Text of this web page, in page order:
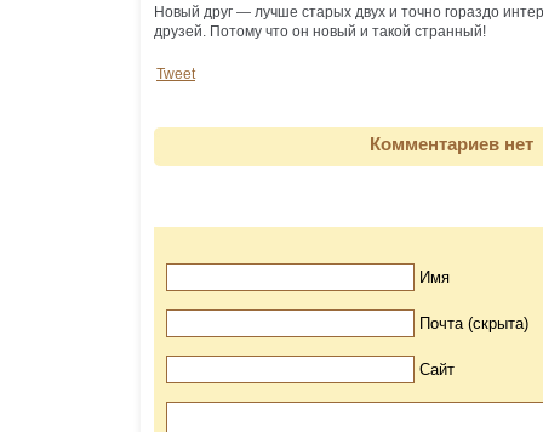
Новый друг — лучше старых двух и точно гораздо
друзей. Потому что он новый и такой странный!
Tweet
Комментариев нет
Имя
Почта (скрыта)
Сайт